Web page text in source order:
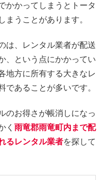
かかってしまうとトータ
まうことがあります。
は、レンタル業者が配送
、という点にかかってい
地方に所有する大きなレ
であることが多いです。
のお得さが帳消しになっ
く 雨竜郡雨竜町内まで配
るレンタル業者を探して